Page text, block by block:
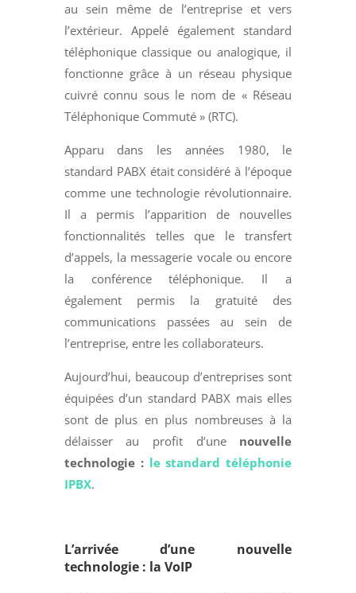
au sein même de l’entreprise et vers
l’extérieur. Appelé également standard
téléphonique classique ou analogique, il
fonctionne grâce à un réseau physique
cuivré connu sous le nom de « Réseau
Téléphonique Commuté » (RTC).
Apparu dans les années 1980, le
standard PABX était considéré à l’époque
comme une technologie révolutionnaire.
Il a permis l’apparition de nouvelles
fonctionnalités telles que le transfert
d’appels, la messagerie vocale ou encore
la conférence téléphonique. Il a
également permis la gratuité des
communications passées au sein de
l’entreprise, entre les collaborateurs.
Aujourd’hui, beaucoup d’entreprises sont
équipées d’un standard PABX mais elles
sont de plus en plus nombreuses à la
délaisser au profit d’une nouvelle
technologie : le standard téléphonie
IPBX.
L’arrivée d’une nouvelle
technologie : la VoIP